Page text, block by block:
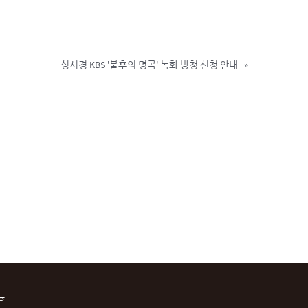
성시경 KBS '불후의 명곡' 녹화 방청 신청 안내 »